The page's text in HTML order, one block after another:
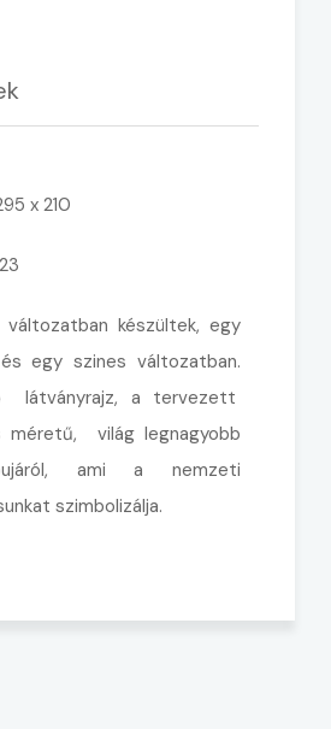
x 210
készültek, egy
egy szines változatban.
látványrajz, a tervezett
világ legnagyobb
ami a nemzeti
szimbolizálja.